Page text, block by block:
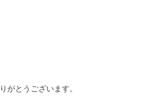
がとうございます。